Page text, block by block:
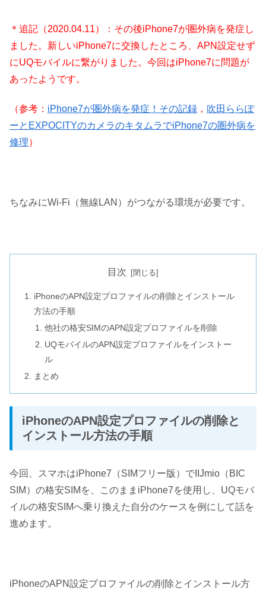
＊追記（2020.04.11）：その後iPhone7が圏外病を発症し
ました。新しいiPhone7に交換したところ、APN設定せず
にUQモバイルに繋がりました。今回はiPhone7に問題が
あったようです。
（参考： iPhone7が圏外病を発症！その記録 ， 吹田ららぽ
ーとEXPOCITYのカメラのキタムラでiPhone7の圏外病を
修理）
ちなみにWi-Fi（無線LAN）がつながる環境が必要です。
目次
iPhoneのAPN設定プロファイルの削除とインストール
方法の手順
他社の格安SIMのAPN設定プロファイルを削除
UQモバイルのAPN設定プロファイルをインストー
ル
まとめ
iPhoneのAPN設定プロファイルの削除と
インストール方法の手順
今回、スマホはiPhone7（SIMフリー版）でIIJmio（BIC
SIM）の格安SIMを、このままiPhone7を使用し、UQモバ
イルの格安SIMへ乗り換えた自分のケースを例にして話を
進めます。
iPhoneのAPN設定プロファイルの削除とインストール方